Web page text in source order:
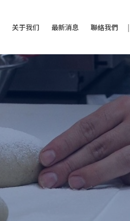
关于我们 最新消息 聯絡我們